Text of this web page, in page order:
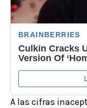
A las cifras